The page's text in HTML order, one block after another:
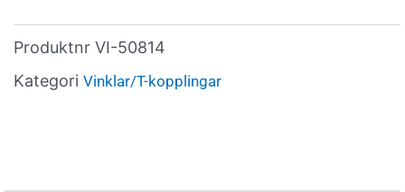
Produktnr VI-50814
Kategori Vinklar/T-kopplingar